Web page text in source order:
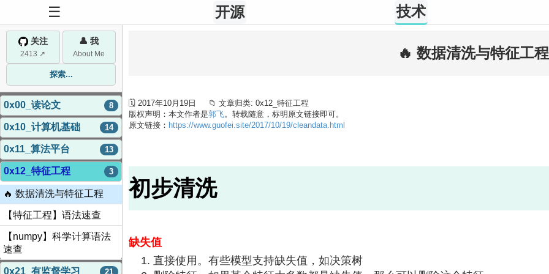
☰ 开源 技术
关注
2413 ↗
👤 我
About Me
探索...
0x00_读论文 8
0x10_计算机基础 14
0x11_算法平台 13
0x12_特征工程 3
🔥 数据清洗与特征工程
【特征工程】语法速查
【numpy】科学计算语法
速查
0x21_有监督学习 21
🔥 数据清洗与特征工程
🗓 2017年10月19日 📁 文章归类: 0x12_特征工程
版权声明：本文作者是郭飞。转载随意，标明原文链接即可。
原文链接： https://www.guofei.site/2017/10/19/cleandata.html
初步清洗
缺失值
直接使用。有些模型支持缺失值，如决策树